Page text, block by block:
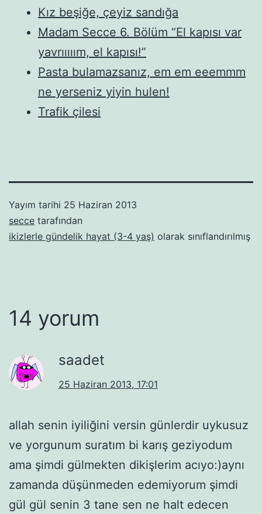
Kız beşiğe, çeyiz sandığa
Madam Secce 6. Bölüm “El kapısı var
yavrııııım, el kapısı!”
Pasta bulamazsanız, em em eeemmm
ne yerseniz yiyin hulen!
Trafik çilesi
Yayım tarihi 25 Haziran 2013
secce tarafından
ikizlerle gündelik hayat (3-4 yaş) olarak sınıflandırılmış
14 yorum
saadet
25 Haziran 2013, 17:01
allah senin iyiliğini versin günlerdir uykusuz
ve yorgunum suratım bi karış geziyodum
ama şimdi gülmekten dikişlerim acıyo:)aynı
zamanda düşünmeden edemiyorum şimdi
gül gül senin 3 tane sen ne halt edecen